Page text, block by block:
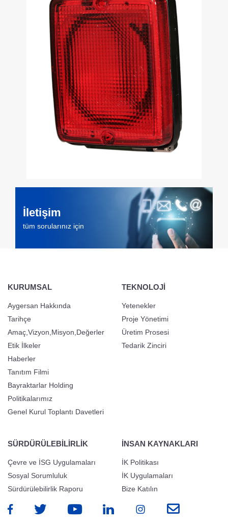
İletişim
tüm sorularınız için
KURUMSAL
Aygersan Hakkında
Tarihçe
Amaç,Vizyon,Misyon,Değerler
Etik İlkeler
Haberler
Tanıtım Filmi
Bayraktarlar Holding
Politikalarımız
Genel Kurul Toplantı Davetleri
TEKNOLOJİ
Yetenekler
Proje Yönetimi
Üretim Prosesi
Tedarik Zinciri
SÜRDÜRÜLEBİLİRLİK
Çevre ve İSG Uygulamaları
Sosyal Sorumluluk
Sürdürülebilirlik Raporu
İNSAN KAYNAKLARI
İK Politikası
İK Uygulamaları
Bize Katılın